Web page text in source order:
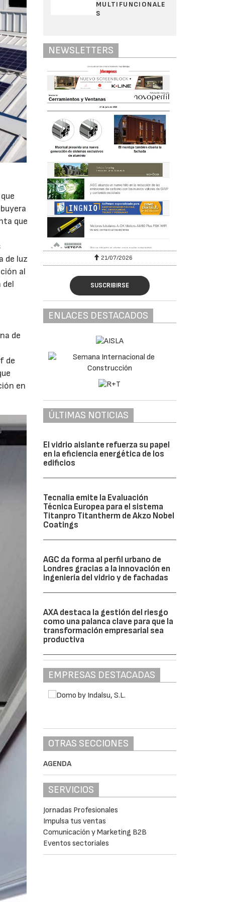
que
de luz
al
del
de
de
en
MULTIFUNCIONALE
S
NEWSLETTERS
21/07/2026
SUSCRIBIRSE
ENLACES DESTACADOS
ÚLTIMAS NOTICIAS
El vidrio aislante refuerza su papel
en la eficiencia energética de los
edificios
Tecnalia emite la Evaluación
Técnica Europea para el sistema
Titanpro Titantherm de Akzo Nobel
Coatings
AGC da forma al perfil urbano de
Londres gracias a la innovación en
ingeniería del vidrio y de fachadas
AXA destaca la gestión del riesgo
como una palanca clave para que la
transformación empresarial sea
productiva
EMPRESAS DESTACADAS
OTRAS SECCIONES
AGENDA
SERVICIOS
Jornadas Profesionales
Impulsa tus ventas
Comunicación y Marketing B2B
Eventos sectoriales